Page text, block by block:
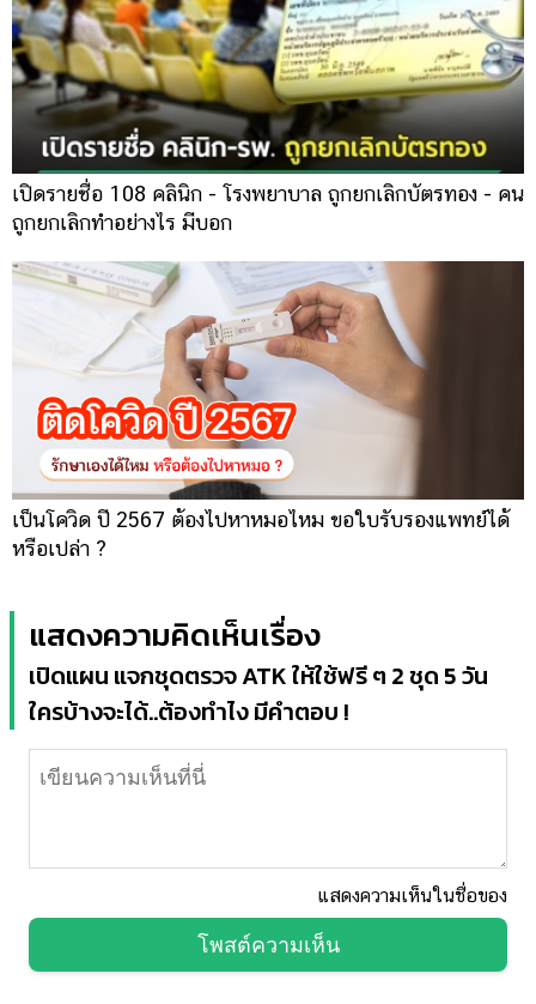
เปิดรายชื่อ 108 คลินิก - โรงพยาบาล ถูกยกเลิกบัตรทอง - คน
ถูกยกเลิกทำอย่างไร มีบอก
เป็นโควิด ปี 2567 ต้องไปหาหมอไหม ขอใบรับรองแพทย์ได้
หรือเปล่า ?
แสดงความคิดเห็นเรื่อง
เปิดแผน แจกชุดตรวจ ATK ให้ใช้ฟรี ๆ 2 ชุด 5 วัน
ใครบ้างจะได้..ต้องทำไง มีคำตอบ !
แสดงความเห็นในชื่อของ
โพสต์ความเห็น